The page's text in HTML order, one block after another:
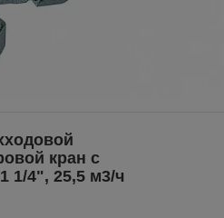
кран с
1/4", 25,5 м3/ч